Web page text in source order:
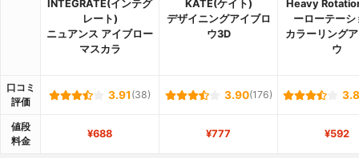
INTEGRATE(インテグ
レート)
ニュアンス アイブロー
マスカラ
KATE(ケイト)
デザイニングアイブロ
ウ3D
Heavy
ーローテーシ
カラーリング
ウ
口コミ
評価
3.91 (38) 3.90(176)
値段
料金
¥688 ¥777 ¥592